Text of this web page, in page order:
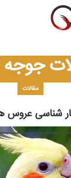
مقالات
شناسی عروس